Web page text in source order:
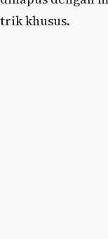
trik khusus.